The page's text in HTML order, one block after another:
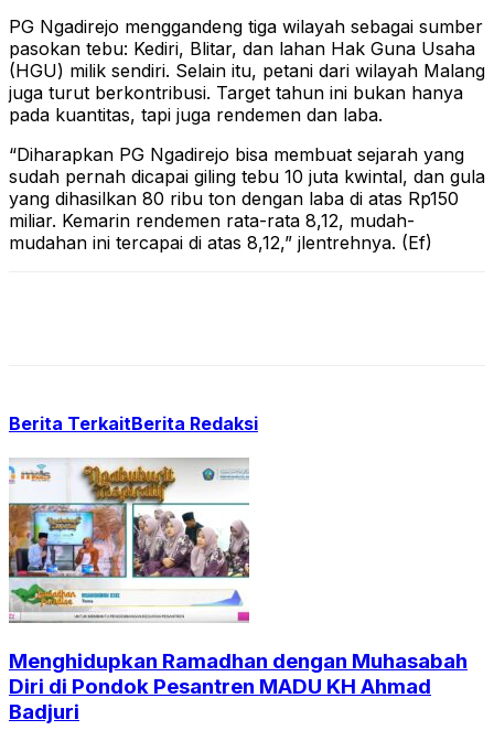
PG Ngadirejo menggandeng tiga wilayah sebagai sumber
pasokan tebu: Kediri, Blitar, dan lahan Hak Guna Usaha
(HGU) milik sendiri. Selain itu, petani dari wilayah Malang
juga turut berkontribusi. Target tahun ini bukan hanya
pada kuantitas, tapi juga rendemen dan laba.
“Diharapkan PG Ngadirejo bisa membuat sejarah yang
sudah pernah dicapai giling tebu 10 juta kwintal, dan gula
yang dihasilkan 80 ribu ton dengan laba di atas Rp150
miliar. Kemarin rendemen rata-rata 8,12, mudah-
mudahan ini tercapai di atas 8,12,” jlentrehnya. (Ef)
Berita TerkaitBerita Redaksi
Menghidupkan Ramadhan dengan Muhasabah
Diri di Pondok Pesantren MADU KH Ahmad
Badjuri